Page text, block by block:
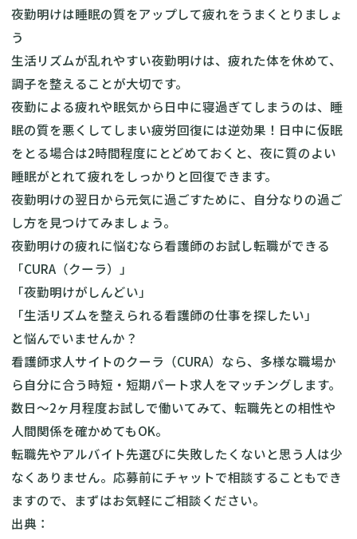
夜勤明けは睡眠の質をアップして疲れをうまくとりましょ
う
生活リズムが乱れやすい夜勤明けは、疲れた体を休めて、
調子を整えることが大切です。
夜勤による疲れや眠気から日中に寝過ぎてしまうのは、睡
眠の質を悪くしてしまい疲労回復には逆効果！日中に仮眠
をとる場合は2時間程度にとどめておくと、夜に質のよい
睡眠がとれて疲れをしっかりと回復できます。
夜勤明けの翌日から元気に過ごすために、自分なりの過ご
し方を見つけてみましょう。
夜勤明けの疲れに悩むなら看護師のお試し転職ができる
「CURA（クーラ）」
「夜勤明けがしんどい」
「生活リズムを整えられる看護師の仕事を探したい」
と悩んでいませんか？
看護師求人サイトのクーラ（CURA）なら、多様な職場か
ら自分に合う時短・短期パート求人をマッチングします。
数日～2ヶ月程度お試しで働いてみて、転職先との相性や
人間関係を確かめてもOK。
転職先やアルバイト先選びに失敗したくないと思う人は少
なくありません。応募前にチャットで相談することもでき
ますので、まずはお気軽にご相談ください。
出典：